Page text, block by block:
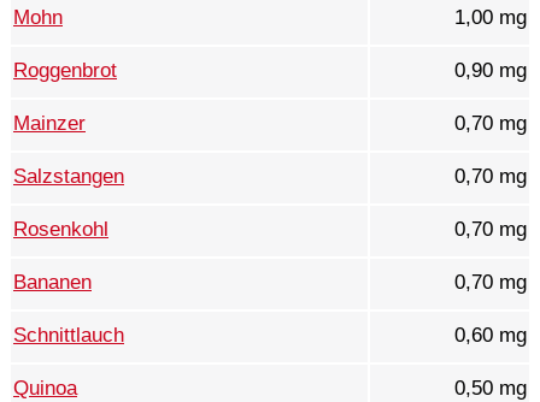
Mohn 1,00 mg
Roggenbrot 0,90 mg
Mainzer 0,70 mg
Salzstangen 0,70 mg
Rosenkohl 0,70 mg
Bananen 0,70 mg
Schnittlauch 0,60 mg
Quinoa 0,50 mg